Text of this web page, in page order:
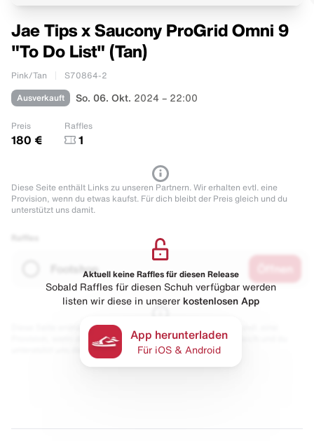
Jae Tips x Saucony ProGrid Omni 9
"To Do List" (Tan)
Pink/Tan S70864-2
Ausverkauft So. 06. Okt. 2024 – 22:00
Preis
180 €
Raffles
1
Diese Seite enthält Links zu unseren Partnern. Wir erhalten evtl. eine
Provision, wenn du etwas kaufst. Für dich bleibt der Preis gleich und du
unterstützt uns damit.
Footshop
Diese Seite enthält Links zu unseren Partnern. Wir erhalten evtl. eine
Provision, wenn du etwas kaufst. Für dich bleibt der Preis gleich und du
unterstützt uns damit.
Aktuell keine Raffles für diesen Release
Sobald Raffles für diesen Schuh verfügbar werden
listen wir diese in unserer kostenlosen App
App herunterladen
Für iOS & Android